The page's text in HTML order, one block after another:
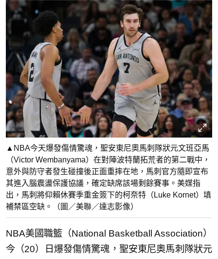
▲NBA今天爆發傷情驚魂，聖安東尼奧馬刺隊狀元文班亞馬
（Victor Wembanyama）在對陣波特蘭拓荒者的第二戰中，
意外與防守者發生碰撞後正面重摔在地，馬刺官方隨即宣布
其進入腦震盪保護協議，確定缺席該場剩餘賽事。美媒指
出，馬刺將仰賴休賽季重金簽下的柯奈特（Luke Kornet）填
補禁區空缺。（圖／美聯／達志影像）
NBA美國職籃（National Basketball Association）
今（20）日爆發傷情驚魂，聖安東尼奧馬刺隊狀元